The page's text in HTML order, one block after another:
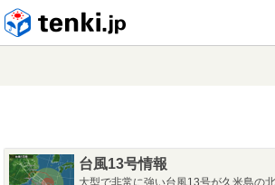
台風13号情報
大型で非常に強い台風13号が久米島の